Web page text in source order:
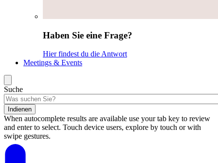
Haben Sie eine Frage?
Hier findest du die Antwort
Meetings & Events
Suche
Indienen
When autocomplete results are available use your tab key to review
and enter to select. Touch device users, explore by touch or with
swipe gestures.
Suchergebnisse